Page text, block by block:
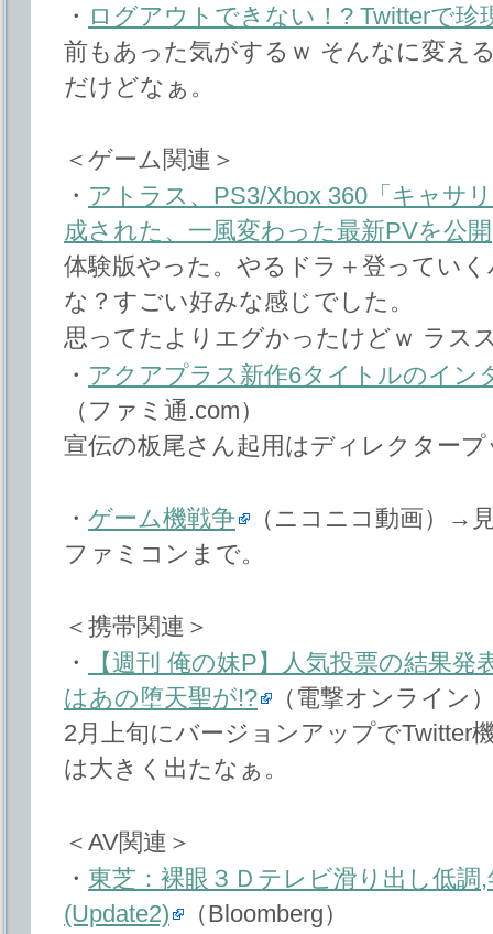
・ ログアウトできない！? Twitterで珍
前もあった気がするｗ そんなに変え
だけどなぁ。
＜ゲーム関連＞
・ アトラス、PS3/Xbox 360「キャサ
成された、一風変わった最新PVを公開
体験版やった。やるドラ＋登ってい
な？すごい好みな感じでした。
思ってたよりエグかったけどｗ ラス
・ アクアプラス新作6タイトルのイン
（ファミ通.com）
宣伝の板尾さん起用はディレクター
・ ゲーム機戦争
（ニコニコ動画）→
ファミコンまで。
＜携帯関連＞
・
【週刊 俺の妹P】人気投票の結果
はあの堕天聖が!?
（電撃オンライン
2月上旬にバージョンアップでTwitter
は大きく出たなぁ。
＜AV関連＞
・ 東芝：裸眼３Ｄテレビ滑り出し低調
(Update2)
（Bloomberg）